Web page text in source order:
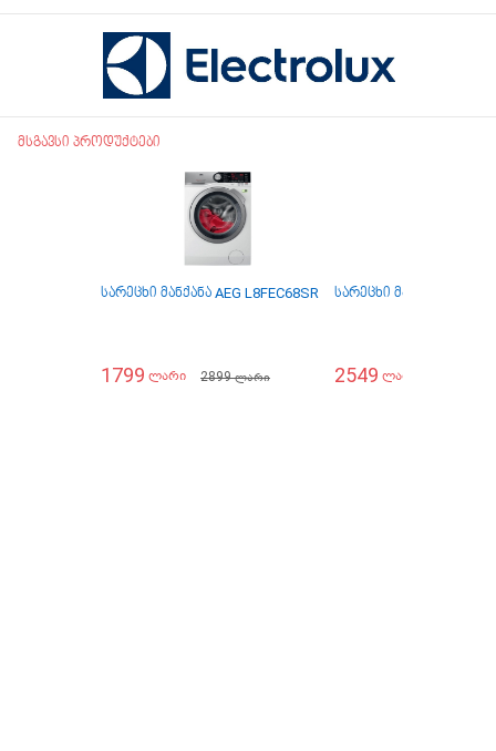
მსგავსი პროდუქტები
სარეცხი მანქანა AEG L8FEC68SR
1799 ლარი 2899ლარი
სარეცხი მანქანა AEG
2549 ლარი